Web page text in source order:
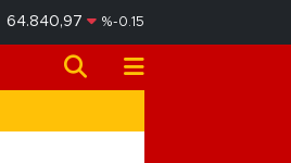
64.840,97 %-0.15